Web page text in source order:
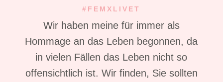
#FEMXLIVET
Wir haben meine für immer als
Hommage an das Leben begonnen, da
in vielen Fällen das Leben nicht so
offensichtlich ist. Wir finden, Sie sollten